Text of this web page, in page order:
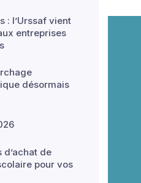
: l’Urssaf vient
entreprises
désormais
d’achat de
pour vos